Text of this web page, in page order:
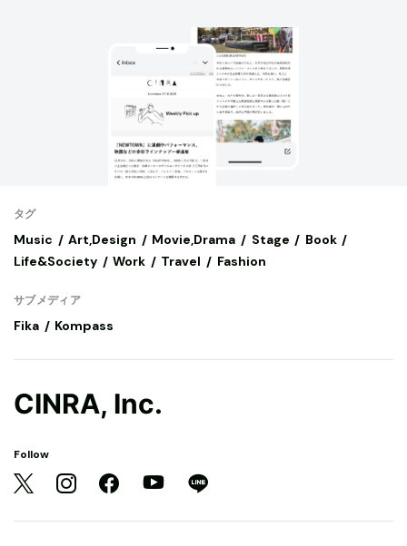
タグ
Music Art,Design Movie,Drama Stage
Book
Life&Society
Work Travel Fashion
サブメディア
Fika Kompass
CINRA, Inc.
Follow